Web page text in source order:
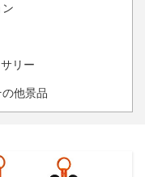
リー
の他景品